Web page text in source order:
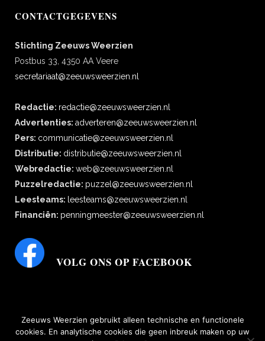
CONTACTGEGEVENS
Stichting Zeeuws Weerzien
Postbus 33, 4350 AA Veere
secretariaat@zeeuwsweerzien.nl
Redactie: redactie@zeeuwsweerzien.nl
Advertenties: adverteren@zeeuwsweerzien.nl
Pers: communicatie@zeeuwsweerzien.nl
Distributie: distributie@zeeuwsweerzien.nl
Webredactie: web@zeeuwsweerzien.nl
Puzzelredactie: puzzel@zeeuwsweerzien.nl
Leesteams: leesteams@zeeuwsweerzien.nl
Financiën: penningmeester@zeeuwsweerzien.nl
VOLG ONS OP FACEBOOK
Zeeuws Weerzien gebruikt alleen technische en functionele
cookies. En analytische cookies die geen inbreuk maken op uw